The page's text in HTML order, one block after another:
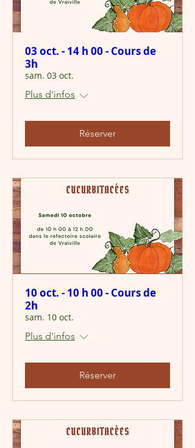
03 oct. - 14 h 00 - Cours de
3h
sam. 03 oct.
Plus d'infos
Réserver
10 oct. - 10 h 00 - Cours de
2h
sam. 10 oct.
Plus d'infos
Réserver